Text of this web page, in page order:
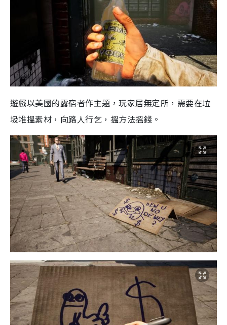
遊戲以美國的露宿者作主題，玩家居無定所，需要在垃
圾堆搵素材，向路人行乞，搵方法搵錢。